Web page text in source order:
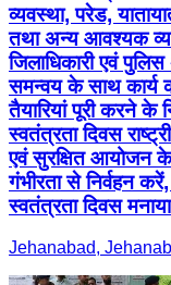
व्यवस्था, परेड,
तथा अन्य आवश्यक
जिलाधिकारी एवं
समन्वय के साथ कार्य
तैयारियां पूरी करने के
स्वतंत्रता दिवस
एवं सुरक्षित आयोजन के
गंभीरता से निर्वहन
स्वतंत्रता दिवस
Jehanabad,